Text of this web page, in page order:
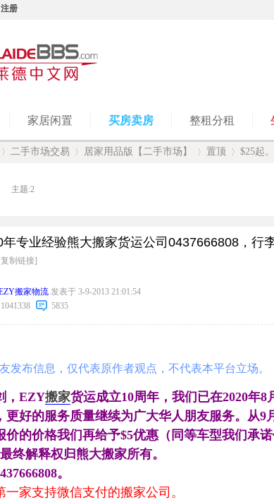
注册
家居闲置 买房卖房 整租分租
二手市场交易 居家用品版【二手市场】 置顶 $25起
主题:2
专业经验熊大搬家货运公司0437666808，行
[复制链接]
搬家物流 发表于 3-9-2013 21:01:54
1041338
5835
发布信息，仅代表原作者观点，不代表本平台立场。
，EZY搬家货运成立10周年，我们已在2020年
，更好的服务质量继续为广大华人朋友服务。从9
价的价格我们再给予$5优惠（同等车型我们承
终解释权归熊大搬家所有。
。
一家支持微信支付的搬家公司 。